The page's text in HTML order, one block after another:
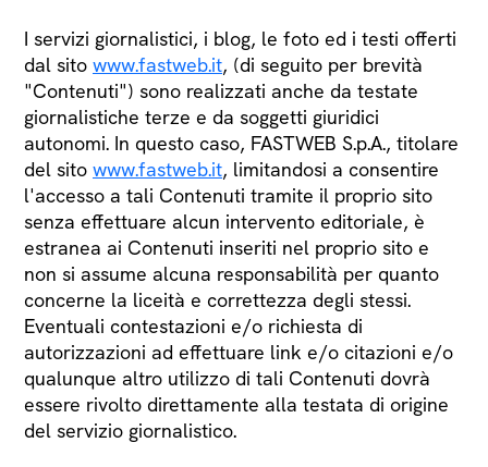
I servizi giornalistici, i blog, le foto ed i testi offerti
dal sito www.fastweb.it, (di seguito per brevità
"Contenuti") sono realizzati anche da testate
giornalistiche terze e da soggetti giuridici
autonomi. In questo caso, FASTWEB S.p.A., titolare
del sito www.fastweb.it, limitandosi a consentire
l'accesso a tali Contenuti tramite il proprio sito
senza effettuare alcun intervento editoriale, è
estranea ai Contenuti inseriti nel proprio sito e
non si assume alcuna responsabilità per quanto
concerne la liceità e correttezza degli stessi.
Eventuali contestazioni e/o richiesta di
autorizzazioni ad effettuare link e/o citazioni e/o
qualunque altro utilizzo di tali Contenuti dovrà
essere rivolto direttamente alla testata di origine
del servizio giornalistico.